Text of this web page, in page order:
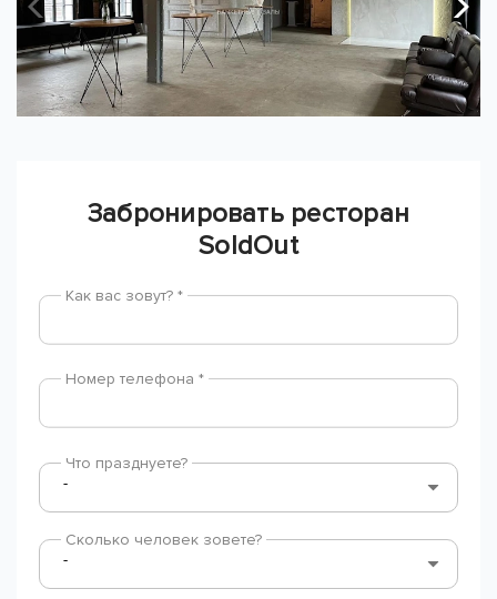
Забронировать ресторан
SoldOut
Как вас зовут? *
Номер телефона *
Что празднуете?
Сколько человек зовете?